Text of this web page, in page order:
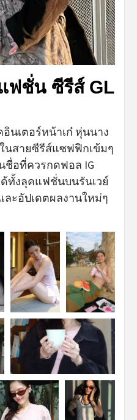
ฟชั่น ซีรีส์ GL
นเตอร์หน้าเก๋ หุ่นนาง
นสายซีรีส์แซฟฟิกเข้มๆ
ชื่อที่ควรกดฟอล IG
ด้ทั้งลุคแฟชั่นบนรันเวย์
ะอัปเดตผลงานใหม่ๆ